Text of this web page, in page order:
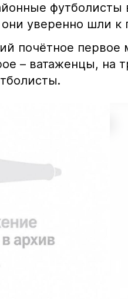
футболисты
они уверенно шли к
почётное первое
– ватаженцы, на